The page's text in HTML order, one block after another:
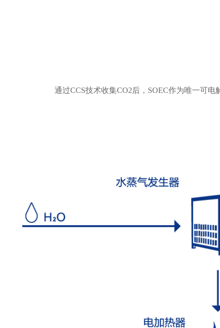
通过CCS技术收集CO2后，SOEC作为唯一可